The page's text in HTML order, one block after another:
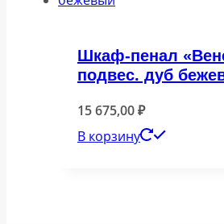
Шкаф-пенал
подвес. дуб
15 675,00₽
В корзину